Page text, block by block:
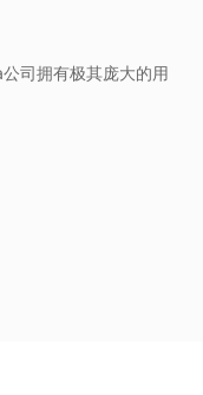
司拥有极其庞大的用